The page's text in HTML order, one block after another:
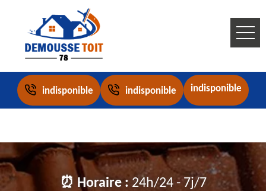
indisponible indisponible indisponible
⏰ Horaire : 24h/24 - 7j/7